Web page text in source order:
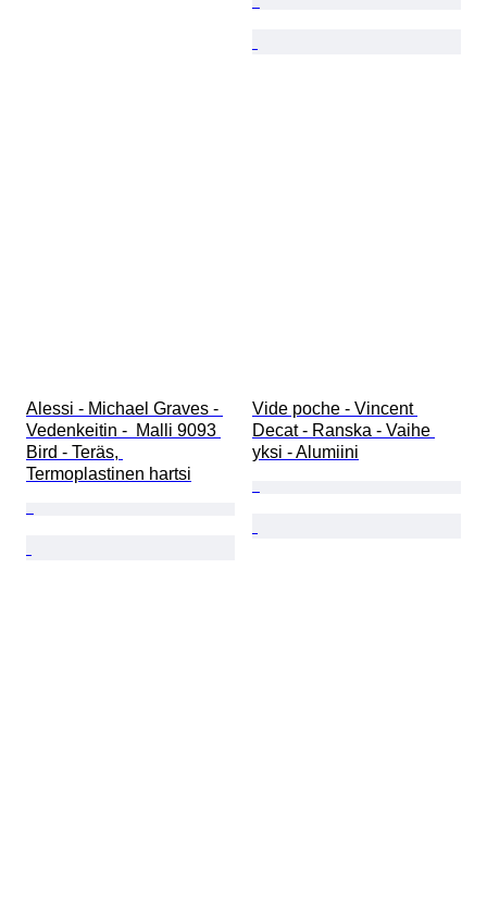
Alessi - Michael Graves -
Vedenkeitin -  Malli 9093
Bird - Teräs,
Termoplastinen hartsi
Vide poche - Vincent
Decat - Ranska - Vaihe
yksi - Alumiini